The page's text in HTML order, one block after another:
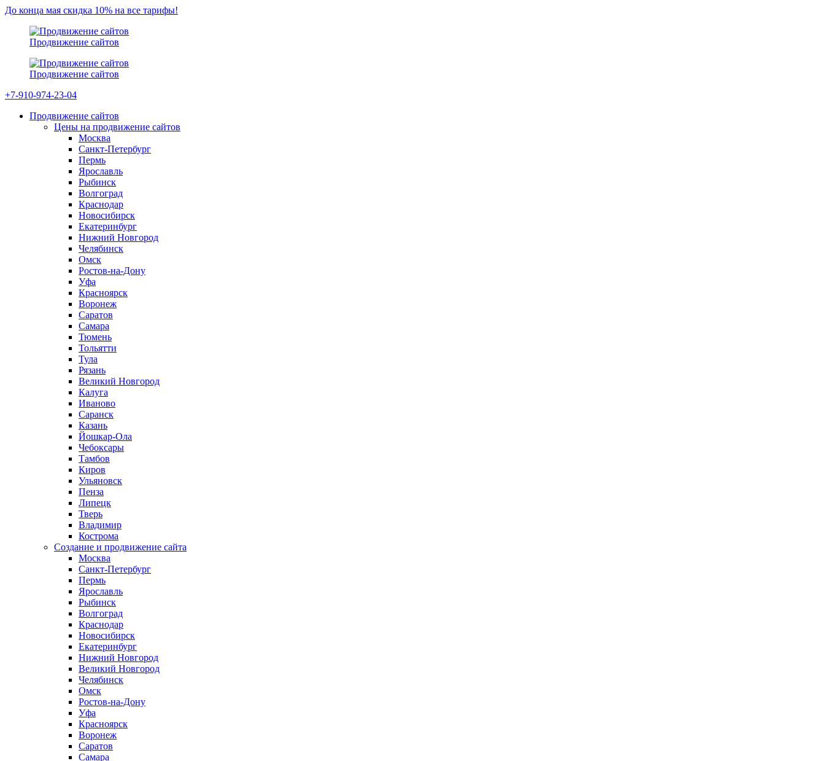
До конца мая скидка 10% на все тарифы!
Продвижение сайтов
Продвижение сайтов
+7-910-974-23-04
Продвижение сайтов
Цены на продвижение сайтов
Москва
Санкт-Петербург
Пермь
Ярославль
Рыбинск
Волгоград
Краснодар
Новосибирск
Екатеринбург
Нижний Новгород
Челябинск
Омск
Ростов-на-Дону
Уфа
Красноярск
Воронеж
Саратов
Самара
Тюмень
Тольятти
Тула
Рязань
Великий Новгород
Калуга
Иваново
Саранск
Казань
Йошкар-Ола
Чебоксары
Тамбов
Киров
Ульяновск
Пенза
Липецк
Тверь
Владимир
Кострома
Создание и продвижение сайта
Москва
Санкт-Петербург
Пермь
Ярославль
Рыбинск
Волгоград
Краснодар
Новосибирск
Екатеринбург
Нижний Новгород
Великий Новгород
Челябинск
Омск
Ростов-на-Дону
Уфа
Красноярск
Воронеж
Саратов
Самара